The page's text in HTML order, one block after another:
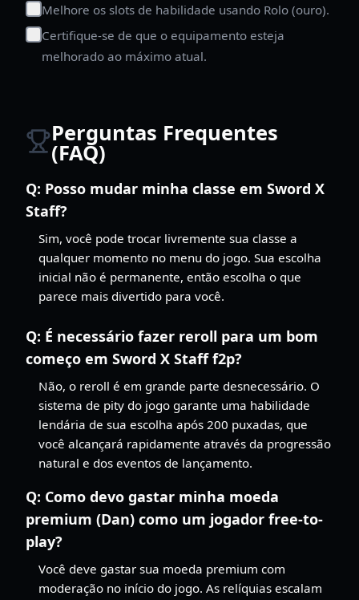
Melhore os slots de habilidade usando Rolo (ouro).
Certifique-se de que o equipamento esteja
melhorado ao máximo atual.
Perguntas Frequentes
(FAQ)
Q: Posso mudar minha classe em Sword X
Staff?
Sim, você pode trocar livremente sua classe a
qualquer momento no menu do jogo. Sua escolha
inicial não é permanente, então escolha o que
parece mais divertido para você.
Q: É necessário fazer reroll para um bom
começo em Sword X Staff f2p?
Não, o reroll é em grande parte desnecessário. O
sistema de pity do jogo garante uma habilidade
lendária de sua escolha após 200 puxadas, que
você alcançará rapidamente através da progressão
natural e dos eventos de lançamento.
Q: Como devo gastar minha moeda
premium (Dan) como um jogador free-to-
play?
Você deve gastar sua moeda premium com
moderação no início do jogo. As relíquias escalam